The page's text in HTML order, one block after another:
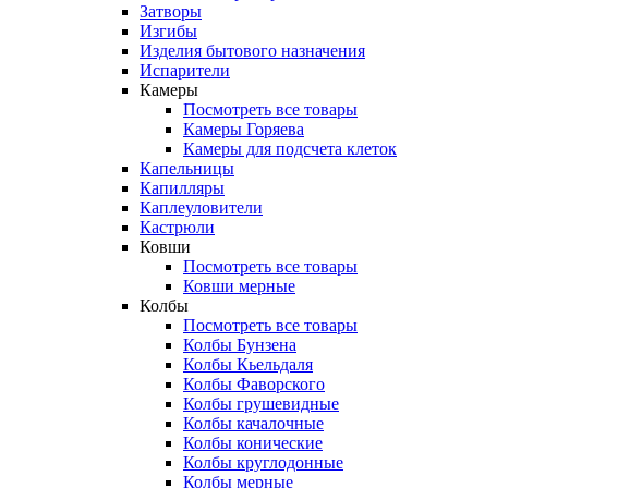
Затворы
Изгибы
Изделия бытового назначения
Испарители
Камеры
Посмотреть все товары
Камеры Горяева
Камеры для подсчета клеток
Капельницы
Капилляры
Каплеуловители
Кастрюли
Ковши
Посмотреть все товары
Ковши мерные
Колбы
Посмотреть все товары
Колбы Бунзена
Колбы Кьельдаля
Колбы Фаворского
Колбы грушевидные
Колбы качалочные
Колбы конические
Колбы круглодонные
Колбы мерные